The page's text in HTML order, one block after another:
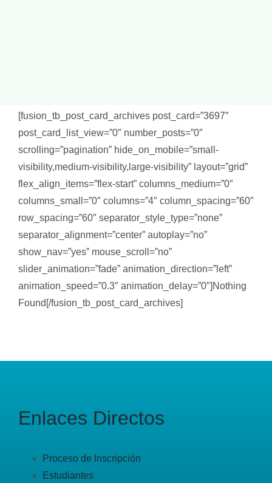
[fusion_tb_post_card_archives post_card=”3697″
post_card_list_view=”0″ number_posts=”0″
scrolling=”pagination” hide_on_mobile=”small-
visibility,medium-visibility,large-visibility” layout=”grid”
flex_align_items=”flex-start” columns_medium=”0″
columns_small=”0″ columns=”4″ column_spacing=”60″
row_spacing=”60″ separator_style_type=”none”
separator_alignment=”center” autoplay=”no”
show_nav=”yes” mouse_scroll=”no”
slider_animation=”fade” animation_direction=”left”
animation_speed=”0.3″ animation_delay=”0″]Nothing
Found[/fusion_tb_post_card_archives]
Enlaces Directos
Proceso de Inscripción
Estudiantes